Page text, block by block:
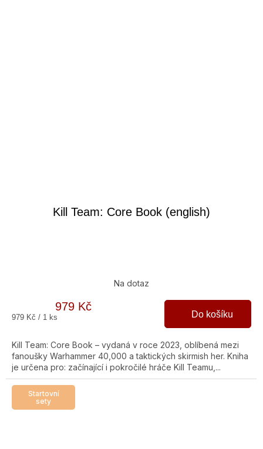
Kill Team: Core Book (english)
Na dotaz
979 Kč
Měrná
979 Kč / 1 ks Do košíku
Kill Team: Core Book – vydaná v roce 2023, oblíbená mezi
fanoušky Warhammer 40,000 a taktických skirmish her. Kniha
je určena pro: začínající i pokročilé hráče Kill Teamu,...
Startovní
sety